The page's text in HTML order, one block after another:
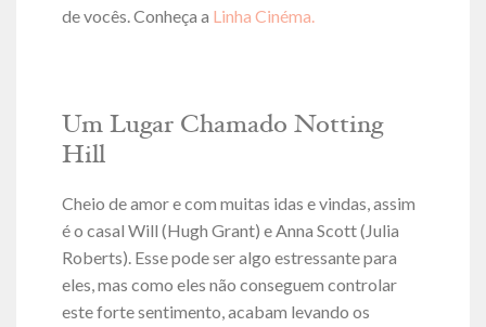
de vocês. Conheça a Linha Cinéma.
Um Lugar Chamado Notting
Hill
Cheio de amor e com muitas idas e vindas, assim
é o casal Will (Hugh Grant) e Anna Scott (Julia
Roberts). Esse pode ser algo estressante para
eles, mas como eles não conseguem controlar
este forte sentimento, acabam levando os